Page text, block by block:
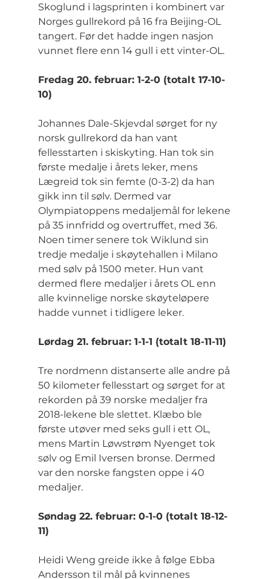
Skoglund i lagsprinten i kombinert var
Norges gullrekord på 16 fra Beijing-OL
tangert. Før det hadde ingen nasjon
vunnet flere enn 14 gull i ett vinter-OL.
Fredag 20. februar: 1-2-0 (totalt 17-10-
10)
Johannes Dale-Skjevdal sørget for ny
norsk gullrekord da han vant
fellesstarten i skiskyting. Han tok sin
første medalje i årets leker, mens
Lægreid tok sin femte (0-3-2) da han
gikk inn til sølv. Dermed var
Olympiatoppens medaljemål for lekene
på 35 innfridd og overtruffet, med 36.
Noen timer senere tok Wiklund sin
tredje medalje i skøytehallen i Milano
med sølv på 1500 meter. Hun vant
dermed flere medaljer i årets OL enn
alle kvinnelige norske skøyteløpere
hadde vunnet i tidligere leker.
Lørdag 21. februar: 1-1-1 (totalt 18-11-11)
Tre nordmenn distanserte alle andre på
50 kilometer fellesstart og sørget for at
rekorden på 39 norske medaljer fra
2018-lekene ble slettet. Klæbo ble
første utøver med seks gull i ett OL,
mens Martin Løwstrøm Nyenget tok
sølv og Emil Iversen bronse. Dermed
var den norske fangsten oppe i 40
medaljer.
Søndag 22. februar: 0-1-0 (totalt 18-12-
11)
Heidi Weng greide ikke å følge Ebba
Andersson til mål på kvinnenes